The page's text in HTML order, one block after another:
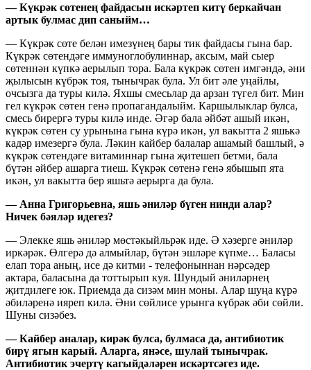
— Күкрәк сөтенең файдасын искәртеп китү беркайчан
артык булмас дип саныйм…
— Күкрәк сөте белән имезүнең бары тик файдасы гына бар.
Күкрәк сөтендәге иммуноглобулиннар, аксым, май сыер
сөтеннән күпкә аерылып тора. Бала күкрәк сөтен имгәндә, әни
җылысын күбрәк тоя, тынычрак була. Ул бит әле уңайлы,
очсызга да туры килә. Яхшы смесьлар да арзан түгел бит. Мин
гел күкрәк сөтен генә пропагандалыйм. Каршылыклар булса,
смесь бирергә туры килә инде. Әгәр бала әйбәт ашый икән,
күкрәк сөтен су урынына гына күрә икән, ул вакытта 2 яшькә
кадәр имезергә була. Ләкин кайбер балалар ашамый башлый, ә
күкрәк сөтендәге витаминнар гына җитешеп бетми, бала
бүтән әйбер ашарга тиеш. Күкрәк сөтенә генә ябышып ята
икән, ул вакытта бер яшьтә аерырга да була.
— Анна Григорьевна, яшь әниләр бүген нинди алар?
Ничек бәяләр идегез?
— Элекке яшь әниләр мөстәкыйльрәк иде. Ә хәзерге әниләр
иркәрәк. Өлгерә дә алмыйлар, бүтән эшләре күпме… Баласы
елап тора аның, исе дә китми - телефоныннан нәрсәдер
актара, баласына да тоттырып куя. Шундый әниләрнең
җитдилеге юк. Приемда да сизәм мин моны. Алар шуңа күрә
әбиләренә ияреп килә. Әни сөйлисе урынга күбрәк әби сөйли.
Шуны сизәбез.
— Кайбер аналар, кирәк булса, булмаса да, антибиотик
бирү ягын карый. Аларга, янәсе, шулай тынычрак.
Антибиотик эчертү кагыйдәләрен искәртсәгез иде.